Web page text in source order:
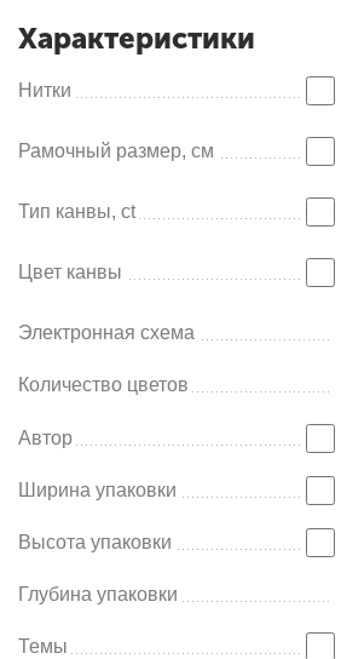
Характеристики
Нитки
Рамочный размер, см
Тип канвы, ct
Цвет канвы
Электронная схема
Количество цветов
Автор
Ширина упаковки
Высота упаковки
Глубина упаковки
Темы